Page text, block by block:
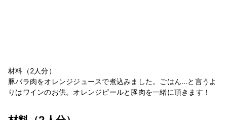
材料（2人分）
豚バラ肉をオレンジジュースで煮込みました。ごはん…と言うよ
りはワインのお供。オレンジピールと豚肉を一緒に頂きます！